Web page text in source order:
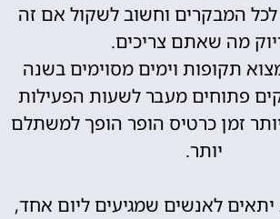
המבקרים וחשוב לשקול אם זה
מה שאתם צריכים.
תקופות וימים מסוימים בשנה
פתוחים מעבר לשעות הפעילות
זמן כרטיס הופר הופך למשתלם
יותר.
לאנשים שמגיעים ליום אחד,